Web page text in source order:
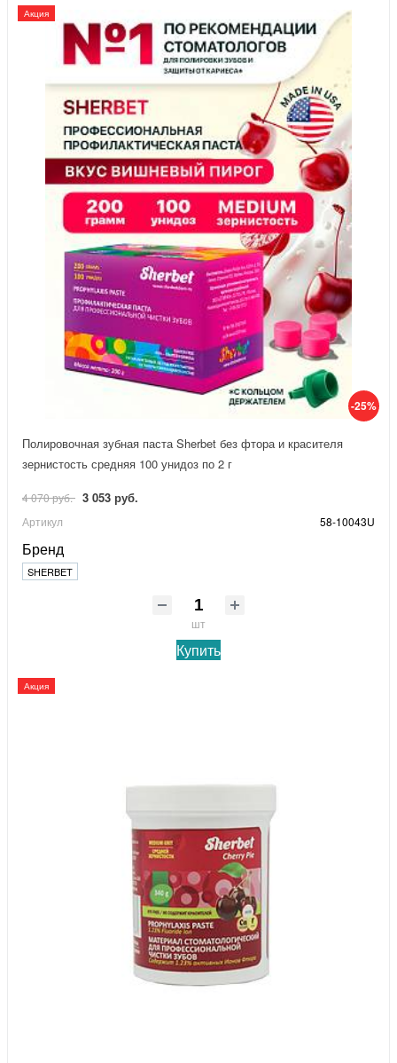
-25%
Акция
Полировочная зубная паста Sherbet без фтора и красителя
зернистость средняя 100 унидоз по 2 г
4 070 руб. 3 053 руб.
Артикул 58-10043U
Бренд
SHERBET
шт
Купить
Акция